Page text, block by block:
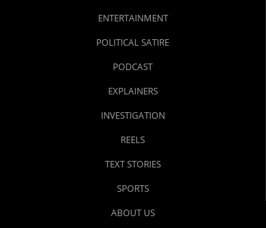
ENTERTAINMENT
POLITICAL SATIRE
PODCAST
EXPLAINERS
INVESTIGATION
REELS
TEXT STORIES
SPORTS
ABOUT US